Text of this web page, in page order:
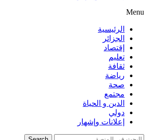
Menu
الرئيسية
الجزائر
إقتصاد
تعليم
ثقافة
رياضة
صحة
مجتمع
الدين و الحياة
دولي
إعلانات وإشهار